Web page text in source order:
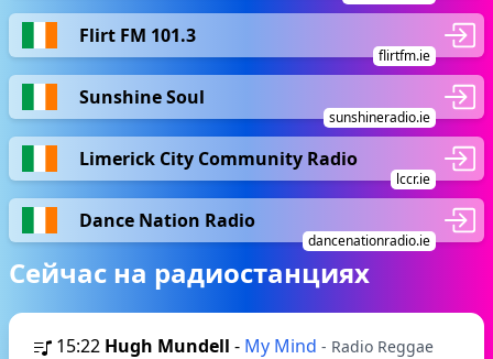
Flirt FM 101.3
flirtfm.ie
Sunshine Soul
sunshineradio.ie
Limerick City Community Radio
lccr.ie
Dance Nation Radio
dancenationradio.ie
Сейчас на радиостанциях
15:22 Hugh Mundell - My Mind - Radio Reggae